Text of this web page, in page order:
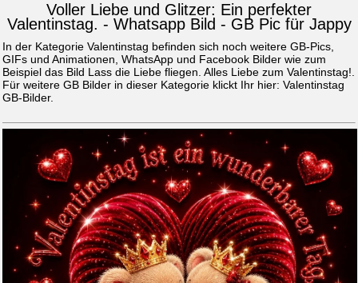
Voller Liebe und Glitzer: Ein perfekter
Valentinstag. - Whatsapp Bild - GB Pic für Jappy
In der Kategorie Valentinstag befinden sich noch weitere GB-Pics,
GIFs und Animationen, WhatsApp und Facebook Bilder wie zum
Beispiel das Bild Lass die Liebe fliegen. Alles Liebe zum Valentinstag!.
Für weitere GB Bilder in dieser Kategorie klickt Ihr hier: Valentinstag
GB-Bilder.